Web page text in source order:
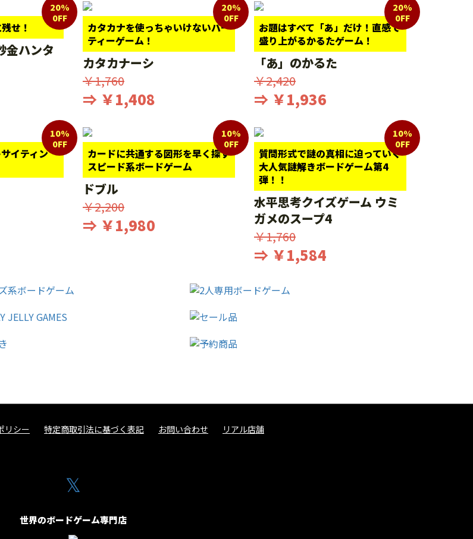
せ！
20%
0FF
ハンタ
カタカナを使っちゃいけないパー
ティーゲーム！
20%
0FF
カタカナーシ
￥1,760
⇒ ￥1,408
お題はすべて「あ」だけ！直感で
盛り上がるかるたゲーム！
20%
0FF
「あ」のかるた
￥2,420
⇒ ￥1,936
イティン
10%
0FF
カードに共通する図形を早く探す
スピード系ボードゲーム
10%
0FF
ドブル
￥2,200
⇒ ￥1,980
質問形式で謎の真相に迫っていく
大人気謎解きボードゲーム第4
弾！！
10%
0FF
水平思考クイズゲーム ウミ
ガメのスープ4
￥1,760
⇒ ￥1,584
リシー 特定商取引法に基づく表記 お問い合わせ リアル店舗
𝕏
世界のボードゲーム専門店